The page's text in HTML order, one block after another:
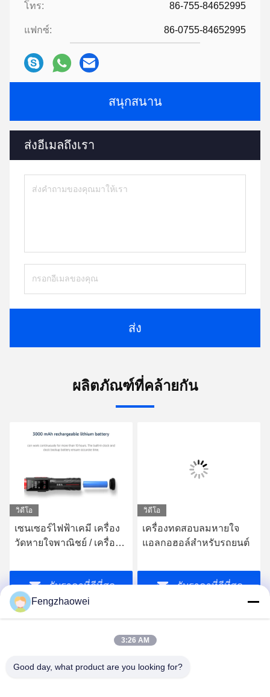
โทร: 86-755-84652995
แฟกซ์: 86-0755-84652995
สนุกสนาน
ส่งอีเมลถึงเรา
ส่ง
ผลิตภัณฑ์ที่คล้ายกัน
วิดีโอ
เซนเซอร์ไฟฟ้าเคมี เครื่อง
วัดหายใจพาณิชย์ / เครื่อง
เซลล์เชื้อเพลิง
รับราคาที่ดีที่สุด
วิดีโอ
เครื่องทดสอบลมหายใจ
แอลกอฮอล์สําหรับรถยนต์
รับราคาที่ดีที่สุด
Shenzhen Fengzhaowei Technology Co.,Ltd
Fengzhaowei
3:26 AM
Good day, what product are you looking for?